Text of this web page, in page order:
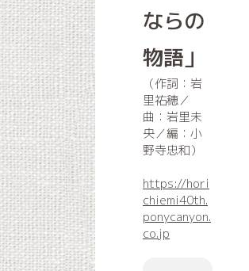
ならの
物語」
（作詞：岩
里祐穂／
曲：岩里未
央／編：小
野寺忠和）
https://hori
chiemi40th.
ponycanyon.
co.jp